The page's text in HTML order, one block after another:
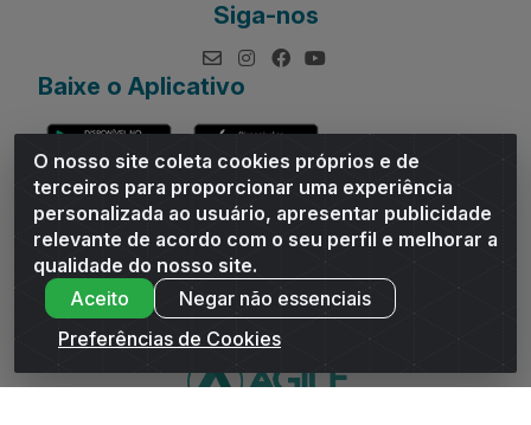
O nosso site coleta cookies próprios e de
terceiros para proporcionar uma experiência
personalizada ao usuário, apresentar publicidade
relevante de acordo com o seu perfil e melhorar a
qualidade do nosso site.
Aceito
Negar não essenciais
Preferências de Cookies
Siga-nos
Baixe o Aplicativo
Andrade Distribuidor - ROD AL 110, n° 1401 - Sitio Moco,
Arapiraca/AL - CEP 57319-300 - CNPJ 10.667.481/0001-47